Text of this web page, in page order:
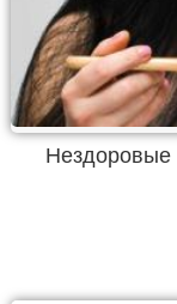
Нездоровые